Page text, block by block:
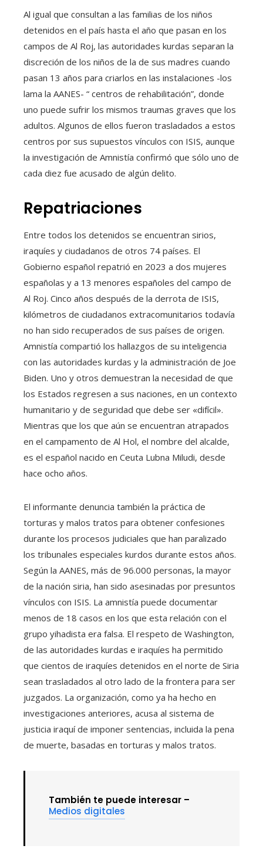
Al igual que consultan a las familias de los niños
detenidos en el país hasta el año que pasan en los
campos de Al Roj, las autoridades kurdas separan la
discreción de los niños de la de sus madres cuando
pasan 13 años para criarlos en las instalaciones -los
lama la AANES- “ centros de rehabilitación”, donde
uno puede sufrir los mismos traumas graves que los
adultos. Algunos de ellos fueron trasladados a estos
centros por sus supuestos vínculos con ISIS, aunque
la investigación de Amnistía confirmó que sólo uno de
cada diez fue acusado de algún delito.
Repatriaciones
Entre todos los detenidos se encuentran sirios,
iraquíes y ciudadanos de otros 74 países. El
Gobierno español repatrió en 2023 a dos mujeres
españolas y a 13 menores españoles del campo de
Al Roj. Cinco años después de la derrota de ISIS,
kilómetros de ciudadanos extracomunitarios todavía
no han sido recuperados de sus países de origen.
Amnistía compartió los hallazgos de su inteligencia
con las autoridades kurdas y la administración de Joe
Biden. Uno y otros demuestran la necesidad de que
los Estados regresen a sus naciones, en un contexto
humanitario y de seguridad que debe ser «difícil».
Mientras que los que aún se encuentran atrapados
en el campamento de Al Hol, el nombre del alcalde,
es el español nacido en Ceuta Lubna Miludi, desde
hace ocho años.
El informante denuncia también la práctica de
torturas y malos tratos para obtener confesiones
durante los procesos judiciales que han paralizado
los tribunales especiales kurdos durante estos años.
Según la AANES, más de 96.000 personas, la mayor
de la nación siria, han sido asesinadas por presuntos
vínculos con ISIS. La amnistía puede documentar
menos de 18 casos en los que esta relación con el
grupo yihadista era falsa. El respeto de Washington,
de las autoridades kurdas e iraquíes ha permitido
que cientos de iraquíes detenidos en el norte de Siria
sean trasladados al otro lado de la frontera para ser
juzgados. La organización, como ya ha hecho en
investigaciones anteriores, acusa al sistema de
justicia iraquí de imponer sentencias, incluida la pena
de muerte, basadas en torturas y malos tratos.
También te puede interesar –
Medios digitales